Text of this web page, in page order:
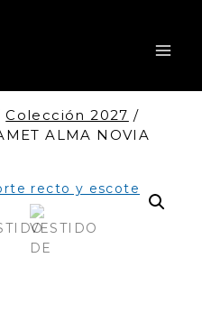
Colección 2027 /
ALMA NOVIA